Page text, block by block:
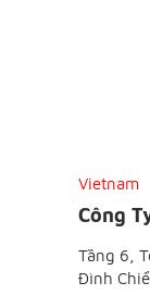
Vietnam
Công
Tầng 6,
Đình